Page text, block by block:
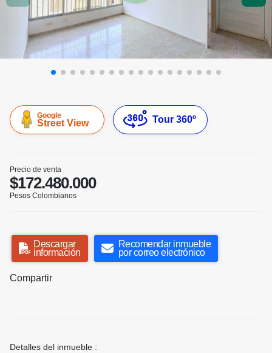
Google
Street View Tour 360º
Precio de venta
$172.480.000
Pesos Colombianos
Descargar
información
Recomendar inmueble
por correo electrónico
Compartir
Detalles del inmueble :